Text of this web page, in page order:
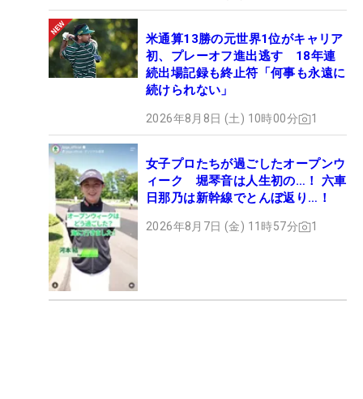
米通算13勝の元世界1位がキャリア
初、プレーオフ進出逃す 18年連
続出場記録も終止符「何事も永遠に
続けられない」
2026年8月8日 (土) 10時00分 1
女子プロたちが過ごしたオープンウ
ィーク 堀琴音は人生初の…！ 六車
日那乃は新幹線でとんぼ返り…！
2026年8月7日 (金) 11時57分 1